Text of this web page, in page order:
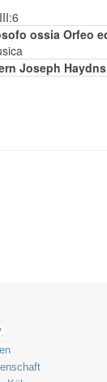
ossia Orfeo
Joseph Haydns